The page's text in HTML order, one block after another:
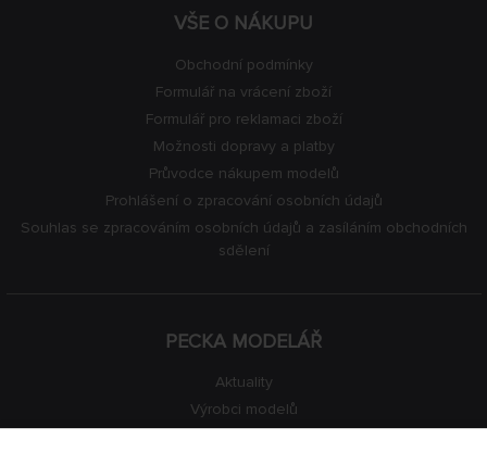
VŠE O NÁKUPU
Obchodní podmínky
Formulář na vrácení zboží
Formulář pro reklamaci zboží
Možnosti dopravy a platby
Průvodce nákupem modelů
Prohlášení o zpracování osobních údajů
Souhlas se zpracováním osobních údajů a zasíláním obchodních
sdělení
PECKA MODELÁŘ
Aktuality
Výrobci modelů